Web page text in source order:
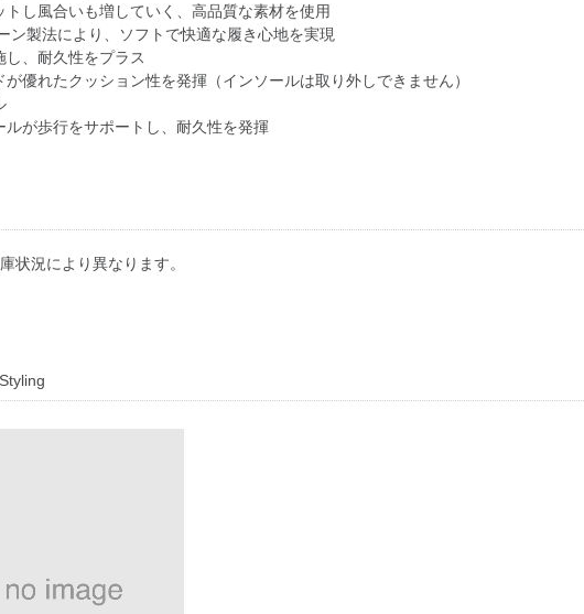
し風合いも増していく、高品質な素材を使用
製法により、ソフトで快適な履き心地を実現
、耐久性をプラス
優れたクッション性を発揮（インソールは取り外しできません）
が歩行をサポートし、耐久性を発揮
状況により異なります。